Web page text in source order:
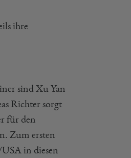
ihre
sind Xu Yan
Richter sorgt
für den
Zum ersten
in diesen